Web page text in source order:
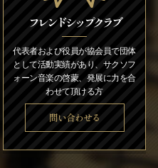
フレンドシップクラブ
代表者および役員が協会員で団体
として活動実績があり、サクソフ
ォーン音楽の啓蒙、発展に力を合
わせて頂ける方
問い合わせる